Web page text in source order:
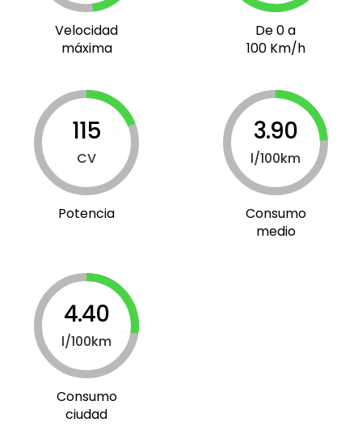
Velocidad
máxima
De 0 a
100 Km/h
115
CV
Potencia
3.90
l/100km
Consumo
medio
4.40
l/100km
Consumo
ciudad